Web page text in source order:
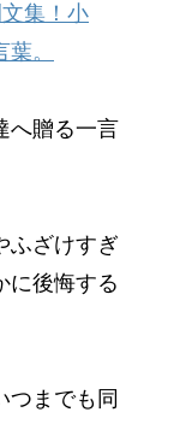
集！小
。
へ贈る一言
ふざけすぎ
に後悔する
つまでも同